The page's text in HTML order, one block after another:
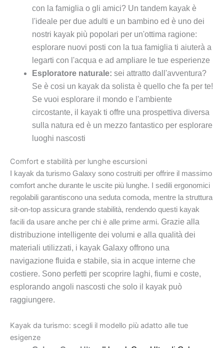
con la famiglia o gli amici? Un tandem kayak è
l'ideale per due adulti e un bambino ed è uno dei
nostri kayak più popolari per un'ottima ragione:
esplorare nuovi posti con la tua famiglia ti aiuterà a
legarti con l'acqua e ad ampliare le tue esperienze
Esploratore naturale: sei attratto dall'avventura?
Se è cosi un kayak da solista è quello che fa per te!
Se vuoi esplorare il mondo e l'ambiente
circostante, il kayak ti offre una prospettiva diversa
sulla natura ed è un mezzo fantastico per esplorare
luoghi nascosti
Comfort e stabilità per lunghe escursioni
I kayak da turismo Galaxy sono costruiti per offrire il massimo
comfort anche durante le uscite più lunghe. I sedili ergonomici
regolabili garantiscono una seduta comoda, mentre la struttura
sit-on-top assicura grande stabilità, rendendo questi kayak
facili da usare anche per chi è alle prime armi. Grazie alla
distribuzione intelligente dei volumi e alla qualità dei
materiali utilizzati, i kayak Galaxy offrono una
navigazione fluida e stabile, sia in acque interne che
costiere. Sono perfetti per scoprire laghi, fiumi e coste,
esplorando angoli nascosti che solo il kayak può
raggiungere.
Kayak da turismo: scegli il modello più adatto alle tue
esigenze